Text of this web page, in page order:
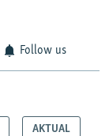
Follow us
AKTUAL